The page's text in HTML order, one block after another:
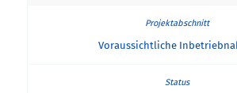
Voraussichtliche